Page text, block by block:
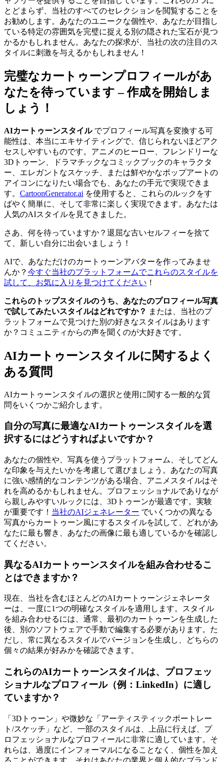
とどまらず、当社のすべてのセレクションを閲覧することを
お勧めします。あなたのユニークな個性や、あなたが目指し
ている特定の雰囲気を完璧に捉える別の隠された宝石が見つ
かるかもしれません。あなたの探求が、当社の次の注目のス
タイルに刺激を与えるかもしれません！
完璧なカートゥーンプロフィールがあ
なたを待っています – 作成を開始しま
しょう！
AIカートゥーンスタイルでプロフィール写真を変換する可
能性は、本当にエキサイティングで、信じられないほどアク
セスしやすいものです。アニメのヒーロー、フレンドリーな
3Dトゥーン、ドラマチックなコミックブックのキャラクタ
ー、エレガントなスケッチ、または鮮やかなポップアートの
アイコンになりたい場合でも、あなたの手元で実現できま
す。 CartoonGenerator.ai を使用すると、これらのルックをす
ばやく簡単に、そして非常に楽しく実現できます。あなたは
人気のAIスタイルを見てきました。
さあ、何を待っていますか？退屈な古いセルフィーを捨て
て、新しい自分に出会いましょう！
AIで、あなただけのカートゥーンアバターを作ってみませ
んか？ 今すぐ当社のプラットフォームでこれらのスタイルを
試して、お気に入りを見つけてください ！
これらのトップスタイルのうち、あなたのプロフィール写真
で試してみたいスタイルはどれですか？ または、当社のプ
ラットフォームで見つけた別の好きなスタイルはあります
か？コミュニティからの声を聞くのが大好きです。
AIカートゥーンスタイルに関するよく
ある質問
AIカートゥーンスタイルの選択と使用に関する一般的な質
問をいくつかご紹介します。
自分の写真に最適なAIカートゥーンスタイルを選
択するにはどうすればよいですか？
あなたの個性や、写真を使うプラットフォーム、そしてどん
な印象を与えたいかを考慮して選びましょう。あなたの写真
に強い感情的なコンテンツがある場合、アニメスタイルはそ
れを高めるかもしれません。プロフェッショナルでありなが
ら親しみやすいルックには、3Dトゥーンが最適です。実験
が重要です！ 当社のAIジェネレーター でいくつかの異なる
写真からカートゥーン風にするスタイルを試して、どれがあ
なたに最も響き、あなたの画像に最も適しているかを確認し
てください。
異なるAIカートゥーンスタイルを組み合わせるこ
とはできますか？
現在、当社を含むほとんどのAIカートゥーンジェネレータ
ーは、一度に1つの明確なスタイルを適用します。スタイル
を組み合わせるには、通常、最初のカートゥーンを生成した
後、別のソフトウェアで手動で編集する必要があります。た
だし、常に異なるスタイルでバージョンを生成し、どちらの
個々の結果が好みかを確認できます。
これらのAIカートゥーンスタイルは、プロフェッ
ショナルなプロフィール（例：LinkedIn）に適し
ていますか？
「3Dトゥーン」や微妙な「アーティスティックポートレー
ト/スケッチ」など、一部のスタイルは、上品に行えば、プ
ロフェッショナルなプロフィールに非常に適しています。そ
れらは、過度にインフォーマルになることなく、個性を加え
ることができます。それはあなたの業界と個人的なブランド